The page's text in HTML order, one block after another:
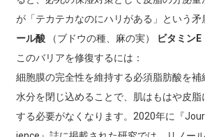
が「テカテカなのにハリがある」という矛
ール酸（ブドウの種、麻の実） ビタミンE
このバリアを修復するには：
細胞膜の完全性を維持する必須脂肪酸を補
水分を閉じ込めることで、肌はもはや皮脂
する必要がなくなります。2020年に『